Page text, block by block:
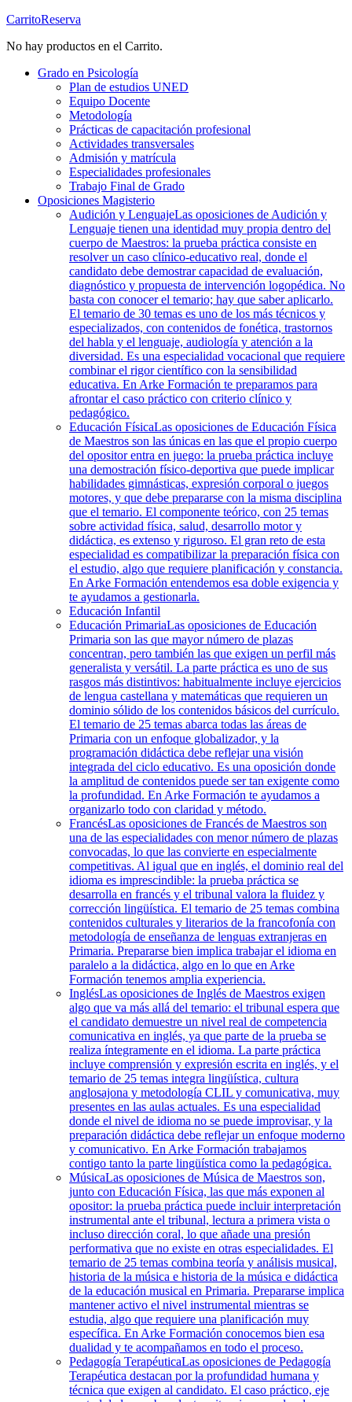
CarritoReserva
No hay productos en el Carrito.
Grado en Psicología
Plan de estudios UNED
Equipo Docente
Metodología
Prácticas de capacitación profesional
Actividades transversales
Admisión y matrícula
Especialidades profesionales
Trabajo Final de Grado
Oposiciones Magisterio
Audición y LenguajeLas oposiciones de Audición y
Lenguaje tienen una identidad muy propia dentro del
cuerpo de Maestros: la prueba práctica consiste en
resolver un caso clínico-educativo real, donde el
candidato debe demostrar capacidad de evaluación,
diagnóstico y propuesta de intervención logopédica. No
basta con conocer el temario; hay que saber aplicarlo.
El temario de 30 temas es uno de los más técnicos y
especializados, con contenidos de fonética, trastornos
del habla y el lenguaje, audiología y atención a la
diversidad. Es una especialidad vocacional que requiere
combinar el rigor científico con la sensibilidad
educativa. En Arke Formación te preparamos para
afrontar el caso práctico con criterio clínico y
pedagógico.
Educación FísicaLas oposiciones de Educación Física
de Maestros son las únicas en las que el propio cuerpo
del opositor entra en juego: la prueba práctica incluye
una demostración físico-deportiva que puede implicar
habilidades gimnásticas, expresión corporal o juegos
motores, y que debe prepararse con la misma disciplina
que el temario. El componente teórico, con 25 temas
sobre actividad física, salud, desarrollo motor y
didáctica, es extenso y riguroso. El gran reto de esta
especialidad es compatibilizar la preparación física con
el estudio, algo que requiere planificación y constancia.
En Arke Formación entendemos esa doble exigencia y
te ayudamos a gestionarla.
Educación Infantil
Educación PrimariaLas oposiciones de Educación
Primaria son las que mayor número de plazas
concentran, pero también las que exigen un perfil más
generalista y versátil. La parte práctica es uno de sus
rasgos más distintivos: habitualmente incluye ejercicios
de lengua castellana y matemáticas que requieren un
dominio sólido de los contenidos básicos del currículo.
El temario de 25 temas abarca todas las áreas de
Primaria con un enfoque globalizador, y la
programación didáctica debe reflejar una visión
integrada del ciclo educativo. Es una oposición donde
la amplitud de contenidos puede ser tan exigente como
la profundidad. En Arke Formación te ayudamos a
organizarlo todo con claridad y método.
FrancésLas oposiciones de Francés de Maestros son
una de las especialidades con menor número de plazas
convocadas, lo que las convierte en especialmente
competitivas. Al igual que en inglés, el dominio real del
idioma es imprescindible: la prueba práctica se
desarrolla en francés y el tribunal valora la fluidez y
corrección lingüística. El temario de 25 temas combina
contenidos culturales y literarios de la francofonía con
metodología de enseñanza de lenguas extranjeras en
Primaria. Prepararse bien implica trabajar el idioma en
paralelo a la didáctica, algo en lo que en Arke
Formación tenemos amplia experiencia.
InglésLas oposiciones de Inglés de Maestros exigen
algo que va más allá del temario: el tribunal espera que
el candidato demuestre un nivel real de competencia
comunicativa en inglés, ya que parte de la prueba se
realiza íntegramente en el idioma. La parte práctica
incluye comprensión y expresión escrita en inglés, y el
temario de 25 temas integra lingüística, cultura
anglosajona y metodología CLIL y comunicativa, muy
presentes en las aulas actuales. Es una especialidad
donde el nivel de idioma no se puede improvisar, y la
preparación didáctica debe reflejar un enfoque moderno
y comunicativo. En Arke Formación trabajamos
contigo tanto la parte lingüística como la pedagógica.
MúsicaLas oposiciones de Música de Maestros son,
junto con Educación Física, las que más exponen al
opositor: la prueba práctica puede incluir interpretación
instrumental ante el tribunal, lectura a primera vista o
incluso dirección coral, lo que añade una presión
performativa que no existe en otras especialidades. El
temario de 25 temas combina teoría y análisis musical,
historia de la música e historia de la música e didáctica
de la educación musical en Primaria. Prepararse implica
mantener activo el nivel instrumental mientras se
estudia, algo que requiere una planificación muy
específica. En Arke Formación conocemos bien esa
dualidad y te acompañamos en todo el proceso.
Pedagogía TerapéuticaLas oposiciones de Pedagogía
Terapéutica destacan por la profundidad humana y
técnica que exigen al candidato. El caso práctico, eje